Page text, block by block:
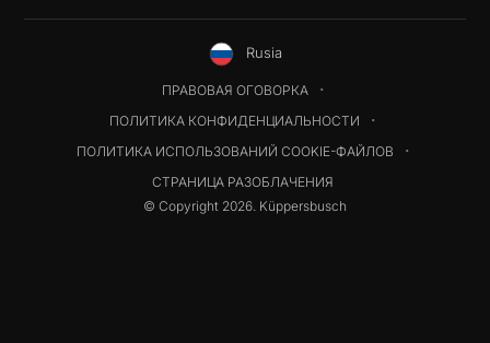
Rusia
ПРАВОВАЯ ОГОВОРКА
ПОЛИТИКА КОНФИДЕНЦИАЛЬНОСТИ
ПОЛИТИКА ИСПОЛЬЗОВАНИЙ COOKIE-ФАЙЛОВ
СТРАНИЦА РАЗОБЛАЧЕНИЯ
© Copyright 2026. Küppersbusch